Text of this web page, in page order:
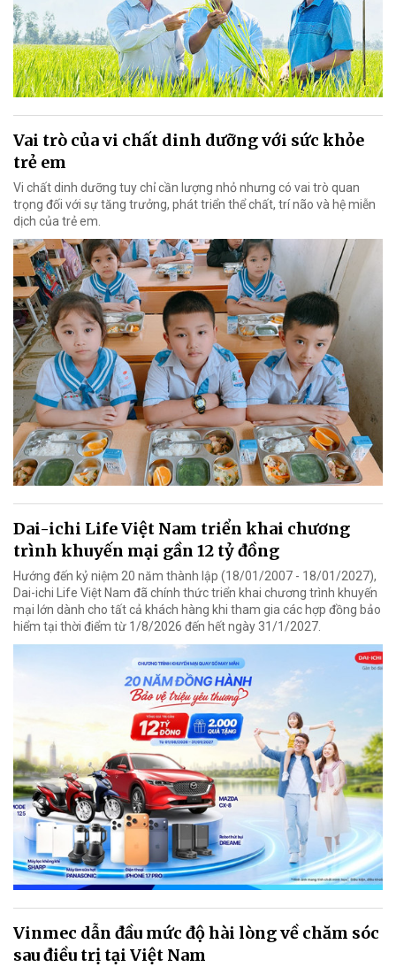
Vai trò của vi chất dinh dưỡng với sức khỏe
trẻ em
Vi chất dinh dưỡng tuy chỉ cần lượng nhỏ nhưng có vai trò quan
trọng đối với sự tăng trưởng, phát triển thể chất, trí não và hệ miễn
dịch của trẻ em.
Dai-ichi Life Việt Nam triển khai chương
trình khuyến mại gần 12 tỷ đồng
Hướng đến kỷ niệm 20 năm thành lập (18/01/2007 - 18/01/2027),
Dai-ichi Life Việt Nam đã chính thức triển khai chương trình khuyến
mại lớn dành cho tất cả khách hàng khi tham gia các hợp đồng bảo
hiểm tại thời điểm từ 1/8/2026 đến hết ngày 31/1/2027.
Vinmec dẫn đầu mức độ hài lòng về chăm sóc
sau điều trị tại Việt Nam